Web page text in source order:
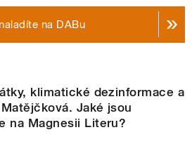
na DABu
klimatické dezinformace a
Jaké jsou
na Magnesii Literu?